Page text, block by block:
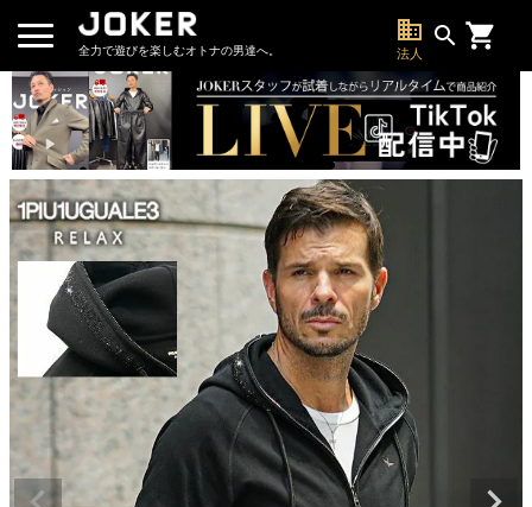
全力で遊びを楽しむオトナの男達へ。
business
法人
search